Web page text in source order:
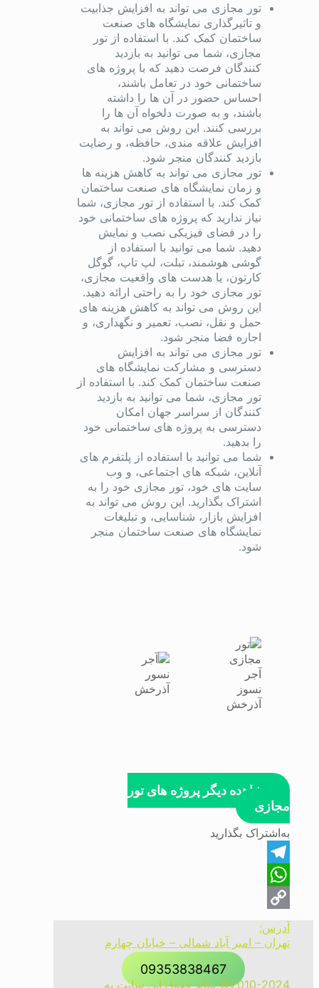
تور مجازی می تواند به افزایش جذابیت
و تاثیرگذاری نمایشگاه های صنعت
ساختمان کمک کند. با استفاده از تور
مجازی، شما می توانید به بازدید
کنندگان فرصت دهید که با پروژه های
ساختمانی خود در تعامل باشند،
احساس حضور در آن ها را داشته
باشند، و به صورت دلخواه آن ها را
بررسی کنند. این روش می تواند به
افزایش علاقه مندی، حافظه، و رضایت
بازدید کنندگان منجر شود.
تور مجازی می تواند به کاهش هزینه ها
و زمان نمایشگاه های صنعت ساختمان
کمک کند. با استفاده از تور مجازی، شما
نیاز ندارید که پروژه های ساختمانی خود
را در فضای فیزیکی نصب و نمایش
دهید. شما می توانید با استفاده از
گوشی هوشمند، تبلت، لپ تاپ، گوگل
کارتون، یا هدست های واقعیت مجازی،
تور مجازی خود را به راحتی ارائه دهید.
این روش می تواند به کاهش هزینه های
حمل و نقل، نصب، تعمیر و نگهداری، و
اجاره فضا منجر شود.
تور مجازی می تواند به افزایش
دسترسی و مشارکت نمایشگاه های
صنعت ساختمان کمک کند. با استفاده از
تور مجازی، شما می توانید به بازدید
کنندگان از سراسر جهان امکان
دسترسی به پروژه های ساختمانی خود
را بدهید.
شما می توانید با استفاده از پلتفرم های
آنلاین، شبکه های اجتماعی، و وب
سایت های خود، تور مجازی خود را به
اشتراک بگذارید. این روش می تواند به
افزایش بازار، شناسایی، و تبلیغات
نمایشگاه های صنعت ساختمان منجر
شود.
مشاهده دیگر پروژه های تور
مجازی
به‌اشتراک بگذارید
Telegram
WhatsApp
Copy
Link
آدرس:
تهران – امیر آباد شمالی – خیابان چهارم
09353838467
2010-2024© تمام حقوق این سایت به